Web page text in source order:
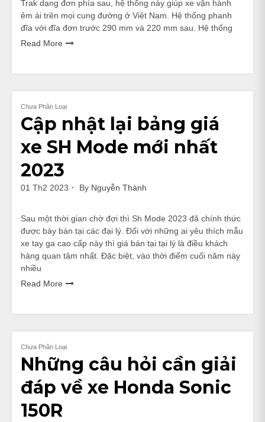
Trak dạng đơn phía sau, hệ thống này giúp xe vận hành
êm ái trên mọi cung đường ở Việt Nam. Hệ thống phanh
đĩa với đĩa đơn trước 290 mm và 220 mm sau. Hệ thống
Read More
Chưa Phân Loại
Cập nhật lại bảng giá
xe SH Mode mới nhất
2023
01 Th2 2023 By Nguyễn Thành
Sau một thời gian chờ đợi thì Sh Mode 2023 đã chính thức
được bày bán tại các đại lý. Đối với những ai yêu thích mẫu
xe tay ga cao cấp này thì giá bán tại tại lý là điều khách
hàng quan tâm nhất. Đặc biệt, vào thời điểm cuối năm này
nhiều
Read More
Chưa Phân Loại
Những câu hỏi cần giải
đáp về xe Honda Sonic
150R